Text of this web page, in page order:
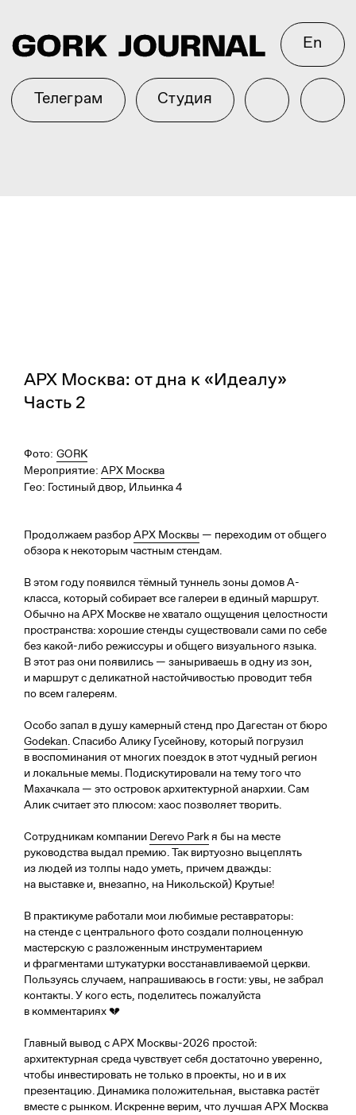
АРХ Москва: от дна к «Идеалу»
Часть 2
Фото: GORK
Мероприятие: АРХ Москва
Гео: Гостиный двор, Ильинка 4
Продолжаем разборАРХ Москвы — переходим от общего
обзора к некоторым частным стендам.
В этом году появился тёмный туннель зоны домов А-
класса, который собирает все галереи в единый маршрут.
Обычно на АРХ Москве не хватало ощущения целостности
пространства: хорошие стенды существовали сами по себе
без какой-либо режиссуры и общего визуального языка.
В этот раз они появились — заныриваешь в одну из зон,
и маршрут с деликатной настойчивостью проводит тебя
по всем галереям.
Особо запал в душу камерный стенд про Дагестан от бюро
Godekan. Спасибо Алику Гусейнову, который погрузил
в воспоминания от многих поездок в этот чудный регион
и локальные мемы. Подискутировали на тему того что
Махачкала — это островок архитектурной анархии. Сам
Алик считает это плюсом: хаос позволяет творить.
Сотрудникам компании Derevo Park я бы на месте
руководства выдал премию. Так виртуозно выцеплять
из людей из толпы надо уметь, причем дважды:
на выставке и, внезапно, на Никольской) Крутые!
В практикуме работали мои любимые реставраторы:
на стенде с центрального фото создали полноценную
мастерскую с разложенным инструментарием
и фрагментами штукатурки восстанавливаемой церкви.
Пользуясь случаем, напрашиваюсь в гости: увы, не забрал
контакты. У кого есть, поделитесь пожалуйста
в комментариях 💔
Главный вывод c АРХ Москвы-2026 простой:
архитектурная среда чувствует себя достаточно уверенно,
чтобы инвестировать не только в проекты, но и в их
презентацию. Динамика положительная, выставка растёт
вместе с рынком. Искренне верим, что лучшая АРХ Москва
Телеграм Студия